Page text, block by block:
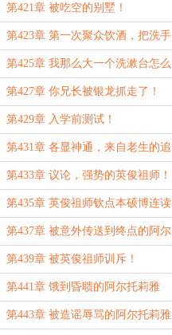
起飞咯~
第421章 被吃空的别墅！
第423章 第一次聚众饮酒，把洗手
池送你好了？
第425章 我那么大一个洗漱台怎么
不见了？
第427章 你兄长被银龙抓走了！
第429章 入学前测试！
第431章 各显神通，来自老生的追
踪
第433章 议论，强势的英俊祖师！
第435章 英俊祖师钦点本硕博连读
的事情被曝光了！
第437章 被意外传送到终点的阿尔
托莉雅！
第439章 被英俊祖师训斥！
第441章 饿到昏聩的阿尔托莉雅
第443章 被造谣辱骂的阿尔托莉雅